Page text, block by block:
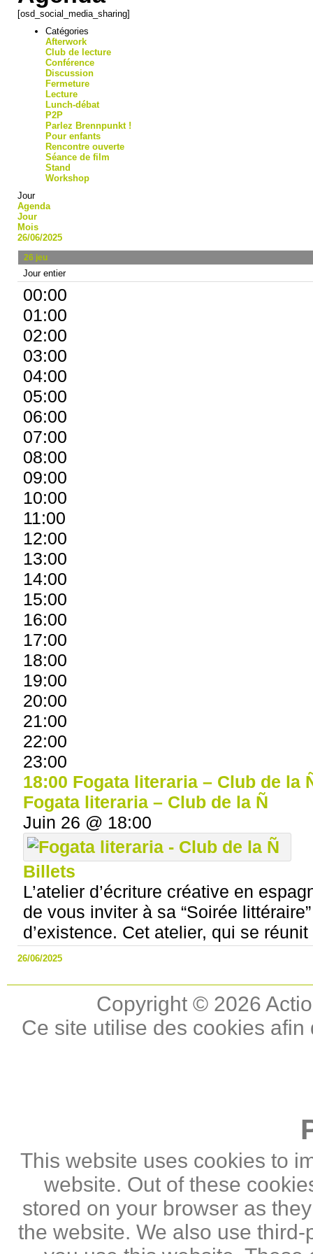
[osd_social_media_sharing]
Catégories
Afterwork
Club de lecture
Conférence
Discussion
Fermeture
Lecture
Lunch-débat
P2P
Parlez Brennpunkt !
Pour enfants
Rencontre ouverte
Séance de film
Stand
Workshop
Jour
Agenda
Jour
Mois
26/06/2025
26 jeu
Jour entier
00:00
01:00
02:00
03:00
04:00
05:00
06:00
07:00
08:00
09:00
10:00
11:00
12:00
13:00
14:00
15:00
16:00
17:00
18:00
19:00
20:00
21:00
22:00
23:00
18:00 Fogata literaria – Club de la
Fogata literaria – Club de la Ñ
Juin 26 @ 18:00
Billets
L’atelier d’écriture créative en
de vous inviter à sa “Soirée
d’existence. Cet atelier, qui se
26/06/2025
Copyright © 2026
Ce site utilise des cookies
This website uses cookies to
website. Out of these
stored on your browser as
the website. We also use